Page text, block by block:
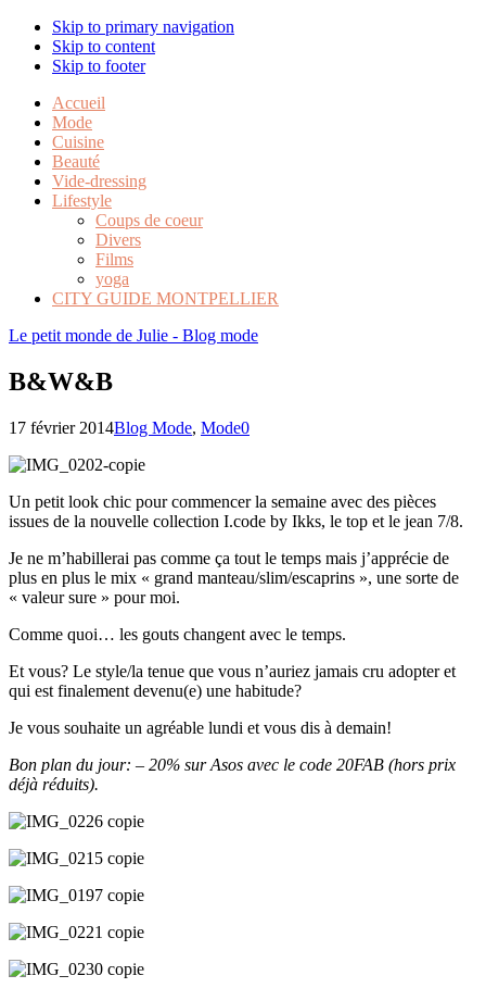
Skip to primary navigation
Skip to content
Skip to footer
Accueil
Mode
Cuisine
Beauté
Vide-dressing
Lifestyle
Coups de coeur
Divers
Films
yoga
CITY GUIDE MONTPELLIER
Le petit monde de Julie - Blog mode
B&W&B
17 février 2014Blog Mode, Mode0
Un petit look chic pour commencer la semaine avec des pièces
issues de la nouvelle collection I.code by Ikks, le top et le jean 7/8.
Je ne m’habillerai pas comme ça tout le temps mais j’apprécie de
plus en plus le mix « grand manteau/slim/escaprins », une sorte de
« valeur sure » pour moi.
Comme quoi… les gouts changent avec le temps.
Et vous? Le style/la tenue que vous n’auriez jamais cru adopter et
qui est finalement devenu(e) une habitude?
Je vous souhaite un agréable lundi et vous dis à demain!
Bon plan du jour: – 20% sur Asos avec le code 20FAB (hors prix
déjà réduits).